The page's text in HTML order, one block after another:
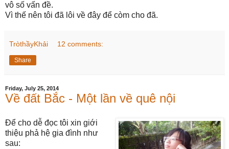
vô số vấn đề.
Vì thế nên tôi đã lôi về đây để còm cho đã.
TròthầyKhải 12 comments:
Share
Friday, July 25, 2014
Về đất Bắc - Một lần về quê nội
Để cho dễ đọc tôi xin giới
thiệu phả hệ gia đình như
sau: